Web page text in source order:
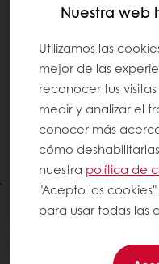
Nuestra web
Utilizamos las
mejor de las
reconocer tus
medir y analizar el
conocer más
cómo
nuestra política de
"Acepto las
para usar todas las